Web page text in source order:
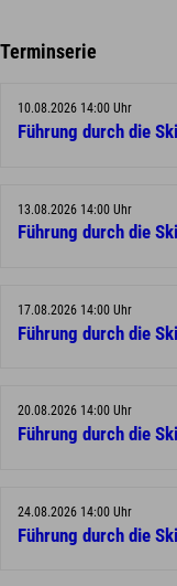
Terminserie
10.08.2026 14:00 Uhr
Führung durch die
13.08.2026 14:00 Uhr
Führung durch die
17.08.2026 14:00 Uhr
Führung durch die
20.08.2026 14:00 Uhr
Führung durch die
24.08.2026 14:00 Uhr
Führung durch die